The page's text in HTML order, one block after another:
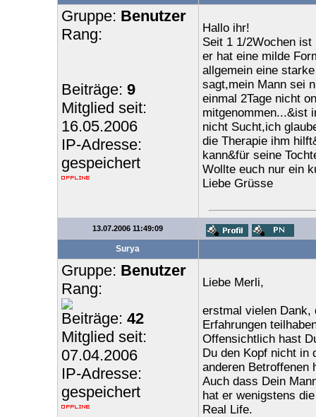
Gruppe: Benutzer
Rang:
Beiträge: 9
Mitglied seit:
16.05.2006
IP-Adresse:
gespeichert
Hallo ihr!
Seit 1 1/2Wochen
er hat eine milde
allgemein eine
sagt,mein Mann sei
einmal 2Tage nicht
mitgenommen...&ist
nicht Sucht,ich
die Therapie ihm
kann&für seine
Wollte euch nur ein
Liebe Grüsse
13.07.2006 11:49:09
Surya
Gruppe: Benutzer
Rang:
Beiträge: 42
Mitglied seit:
07.04.2006
IP-Adresse:
gespeichert
Liebe Merli,
erstmal vielen Dank,
Erfahrungen
Offensichtlich hast
Du den Kopf nicht in
anderen Betroffenen
Auch dass Dein
hat er wenigstens
Real Life.